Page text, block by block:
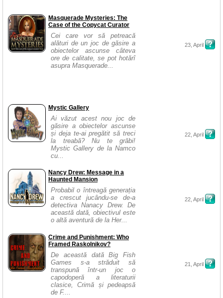
Masquerade Mysteries: The
Case of the Copycat Curator
Cei care vor să petreacă
alături de un joc de găsire a
obiectelor ascunse câteva
ore de calitate, se pot hotărî
asupra Masquerade...
23, April
Mystic Gallery
Ai văzut acest nou joc de
găsire a obiectelor ascunse
și deja te-ai pregătit să treci
la treabă? Nu te grăbi!
Mystic Gallery de la Namco
cu...
22, April
Nancy Drew: Message in a
Haunted Mansion
Probabil o întreagă generația
a crescut jucându-se de-a
detectiva Nanacy Drew. De
această dată, obiectivul este
o altă aventură de la Her...
22, April
Crime and Punishment: Who
Framed Raskolnikov?
De această dată Big Fish
Games s-a străduit să
transpună într-un joc o
capodoperă a literaturii
clasice, Crimă și pedeapsă
de F....
21, April